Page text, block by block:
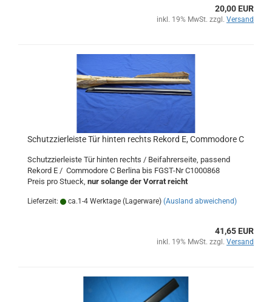
20,00 EUR
inkl. 19% MwSt. zzgl. Versand
Schutzzierleiste Tür hinten rechts Rekord E, Commodore C
Schutzzierleiste Tür hinten rechts / Beifahrerseite, passend
Rekord E / Commodore C Berlina bis FGST-Nr C1000868
Preis pro Stueck, nur solange der Vorrat reicht
Lieferzeit: ca.1-4 Werktage (Lagerware) (Ausland abweichend)
41,65 EUR
inkl. 19% MwSt. zzgl. Versand